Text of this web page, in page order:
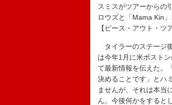
スミスがツアーからの
ロウズと「Mama Kin
【ピース・アウト・ツ
タイラーのステージ
は今年1月に米ボスト
て最新情報を伝えた。
決めることです」とハ
ませんが、それは本当
ん。今後何かをすると